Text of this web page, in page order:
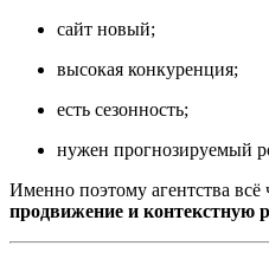
сайт новый;
высокая конкуренция;
есть сезонность;
нужен прогнозируемый
Именно поэтому агентства всё
продвижение и контекстную